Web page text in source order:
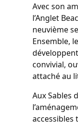
Avec son
l’Anglet
neuvième
Ensemble,
convivial,
attaché au
Aux Sables
accessibles